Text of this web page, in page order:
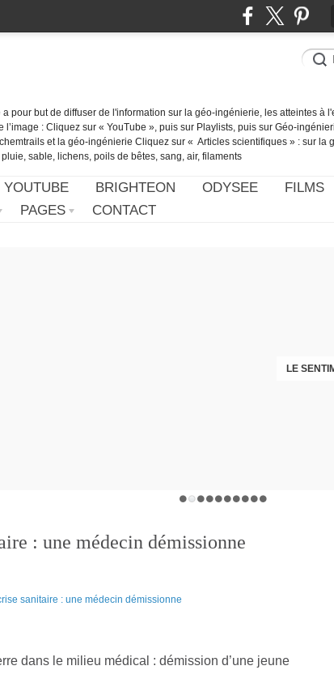
pour but de diffuser de l'information sur la géo-ingénierie, les atteintes à
l’image : Cliquez sur « YouTube », puis sur Playlists, puis sur Géo-
et la géo-ingénierie Cliquez sur « Articles scientifiques » : sur la
sable, lichens, poils de bêtes, sang, air, filaments
YOUTUBE BRIGHTEON ODYSEE FILMS
PAGES CONTACT
LE
: une médecin démissionne
dans le milieu médical : démission d’une jeune